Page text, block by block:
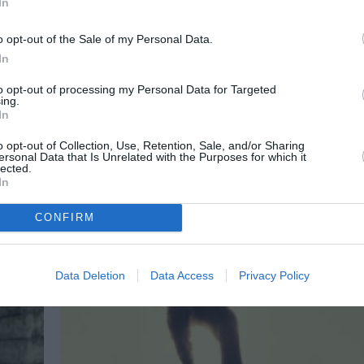
opt-out of the Sale of my Personal Data.
opt-out of processing my Personal Data for Targeted
opt-out of Collection, Use, Retention, Sale, and/or Sharing
Data that Is Unrelated with the Purposes for which it
CONFIRM
Data Deletion Data Access Privacy Policy
ΘΕΑΤΡΟ - ΧΟΡΟΣ / ΝΕΑ
σκηνοθεσία Σίμου Κακάλα στο